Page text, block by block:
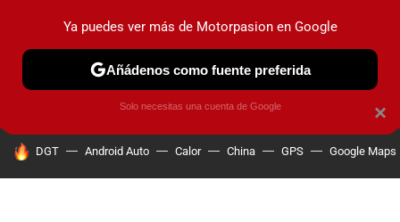
PRUEBAS COCHES ELÉCTRICOS OBSERVATORIO
HOY SE HABLA DE
DGT Android Auto Calor China GPS Google Maps
×
Ya puedes ver más de Motorpasion en Google
Añádenos como fuente preferida
Solo necesitas una cuenta de Google